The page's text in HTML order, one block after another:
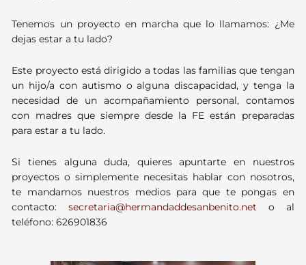
Tenemos un proyecto en marcha que lo llamamos: ¿Me
dejas estar a tu lado?
Este proyecto está dirigido a todas las familias que tengan
un hijo/a con autismo o alguna discapacidad, y tenga la
necesidad de un acompañamiento personal, contamos
con madres que siempre desde la FE están preparadas
para estar a tu lado.
Si tienes alguna duda, quieres apuntarte en nuestros
proyectos o simplemente necesitas hablar con nosotros,
te mandamos nuestros medios para que te pongas en
contacto:secretaria@hermandaddesanbenito.net o al
teléfono: 626901836